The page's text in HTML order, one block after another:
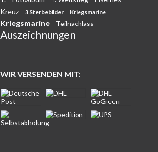
Kreuz
3 Sterbebilder Kriegsmarine
Kriegsmarine Teilnachlass
Auszeichnungen
WIR VERSENDEN MIT: